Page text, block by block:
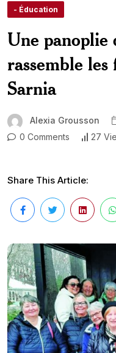
- Éducation
Une panoplie
rassemble les
Sarnia
Alexia Grousson
0 Comments
27
Share This Article: